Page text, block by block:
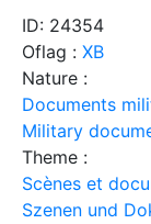
ID: 24354
Oflag : XB
Nature :
Documents
Military
Theme :
Scènes et
Szenen und